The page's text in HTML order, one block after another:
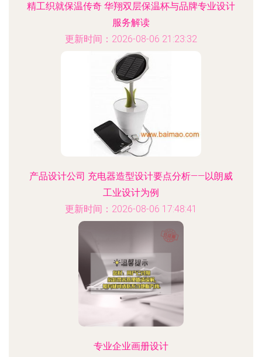
精工织就保温传奇 华翔双层保温杯与品牌专业设计
服务解读
更新时间：2026-08-06 21:23:32
产品设计公司 充电器造型设计要点分析——以朗威
工业设计为例
更新时间：2026-08-06 17:48:41
专业企业画册设计